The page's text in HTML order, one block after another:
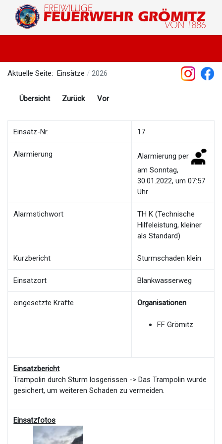
Aktuelle Seite: Einsätze 2026
Übersicht Zurück Vor
Einsatz-Nr. 17
Alarmierung
Alarmierung per
am Sonntag,
30.01.2022, um 07:57
Uhr
Alarmstichwort
TH K (Technische
Hilfeleistung, kleiner
als Standard)
Kurzbericht Sturmschaden klein
Einsatzort Blankwasserweg
eingesetzte Kräfte Organisationen
FF Grömitz
Einsatzbericht
Trampolin durch Sturm losgerissen -> Das Trampolin wurde
gesichert, um weiteren Schaden zu vermeiden.
Einsatzfotos